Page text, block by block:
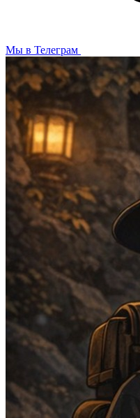
Мы в Телеграм